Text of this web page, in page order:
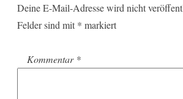
Deine E-Mail-Adresse wird nicht
Felder sind mit * markiert
Kommentar *